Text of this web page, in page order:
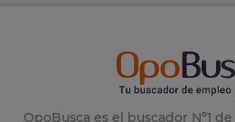
OpoBusca es el buscador Nº1 de